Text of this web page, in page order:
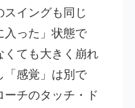
スイングも同じ
入った」状態で
くても大きく崩れ
「感覚」は別で
チのタッチ・ド